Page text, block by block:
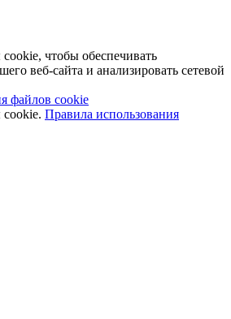
чтобы обеспечивать
веб-сайта и анализировать сетевой
файлов cookie
Правила использования